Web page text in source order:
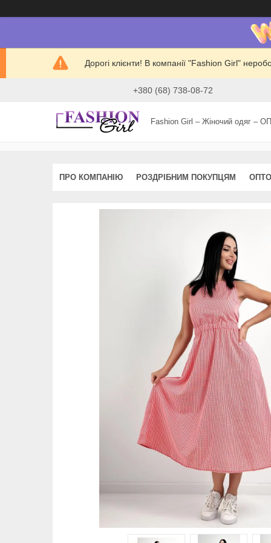
Дорогі клієнти! В компанії "Fashion Girl"
+380 (68) 738-08-72
Fashion Girl – Жіночий одяг –
ПРО КОМПАНІЮ РОЗДРІБНИМ ПОКУПЦЯМ